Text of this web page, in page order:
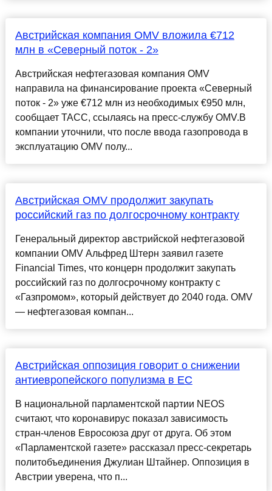
Австрийская компания OMV вложила €712
млн в «Северный поток - 2»
Австрийская нефтегазовая компания OMV
направила на финансирование проекта «Северный
поток - 2» уже €712 млн из необходимых €950 млн,
сообщает ТАСС, ссылаясь на пресс-службу OMV.В
компании уточнили, что после ввода газопровода в
эксплуатацию OMV полу...
Австрийская OMV продолжит закупать
российский газ по долгосрочному контракту
Генеральный директор австрийской нефтегазовой
компании OMV Альфред Штерн заявил газете
Financial Times, что концерн продолжит закупать
российский газ по долгосрочному контракту с
«Газпромом», который действует до 2040 года. OMV
— нефтегазовая компан...
Австрийская оппозиция говорит о снижении
антиевропейского популизма в ЕС
В национальной парламентской партии NEOS
считают, что коронавирус показал зависимость
стран-членов Евросоюза друг от друга. Об этом
«Парламентской газете» рассказал пресс-секретарь
политобъединения Джулиан Штайнер. Оппозиция в
Австрии уверена, что п...